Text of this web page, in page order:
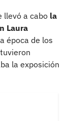
llevó a cabo la
Laura
época de los
la exposición